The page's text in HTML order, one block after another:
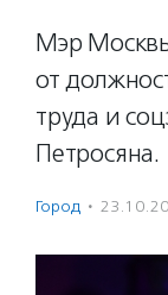
Мэр
от
труда и
Петросяна.
Город ·